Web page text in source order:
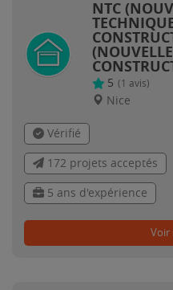
NTC
5 (1 avis)
Nice
Vérifié
172 projets acceptés
5 ans d'expérience
Voir